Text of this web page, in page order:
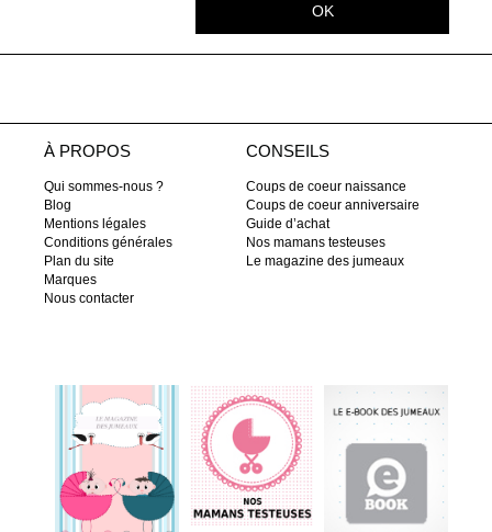
OK
À PROPOS
Qui sommes-nous ?
Blog
Mentions légales
Conditions générales
Plan du site
Marques
Nous contacter
CONSEILS
Coups de coeur naissance
Coups de coeur anniversaire
Guide d’achat
Nos mamans testeuses
Le magazine des jumeaux